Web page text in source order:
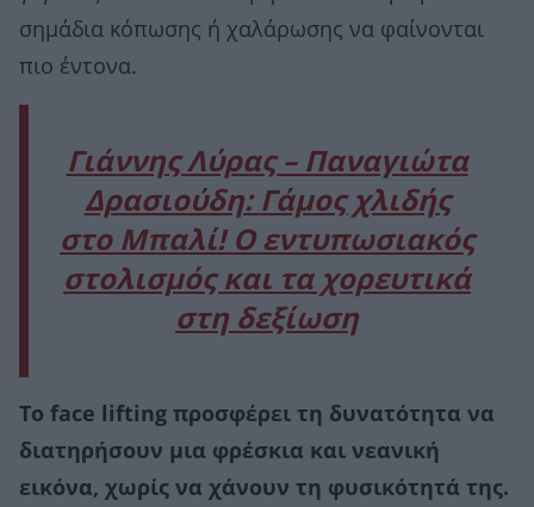
σημάδια κόπωσης ή χαλάρωσης να φαίνονται
πιο έντονα.
Γιάννης Λύρας – Παναγιώτα
Δρασιούδη: Γάμος χλιδής
στο Μπαλί! Ο εντυπωσιακός
στολισμός και τα χορευτικά
στη δεξίωση
Το face lifting προσφέρει τη δυνατότητα να
διατηρήσουν μια φρέσκια και νεανική
εικόνα, χωρίς να χάνουν τη φυσικότητά της.